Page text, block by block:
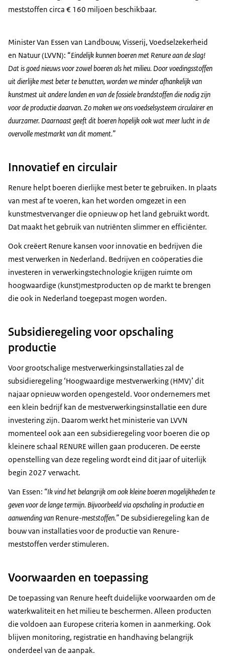
meststoffen circa € 160 miljoen beschikbaar.
Minister Van Essen van Landbouw, Visserij, Voedselzekerheid
en Natuur (LVVN): “Eindelijk kunnen boeren met Renure aan de slag!
Dat is goed nieuws voor zowel boeren als het milieu. Door voedingsstoffen
uit dierlijke mest beter te benutten, worden we minder afhankelijk van
kunstmest uit andere landen en van de fossiele brandstoffen die nodig zijn
voor de productie daarvan. Zo maken we ons voedselsysteem circulairer en
duurzamer. Daarnaast geeft dit boeren hopelijk ook wat meer lucht in de
overvolle mestmarkt van dit moment.”
Innovatief en circulair
Renure helpt boeren dierlijke mest beter te gebruiken. In plaats
van mest af te voeren, kan het worden omgezet in een
kunstmestvervanger die opnieuw op het land gebruikt wordt.
Dat maakt het gebruik van nutriënten slimmer en efficiënter.
Ook creëert Renure kansen voor innovatie en bedrijven die
mest verwerken in Nederland. Bedrijven en coöperaties die
investeren in verwerkingstechnologie krijgen ruimte om
hoogwaardige (kunst)mestproducten op de markt te brengen
die ook in Nederland toegepast mogen worden.
Subsidieregeling voor opschaling
productie
Voor grootschalige mestverwerkingsinstallaties zal de
subsidieregeling ‘Hoogwaardige mestverwerking (HMV)’ dit
najaar opnieuw worden opengesteld. Voor ondernemers met
een klein bedrijf kan de mestverwerkingsinstallatie een dure
investering zijn. Daarom werkt het ministerie van LVVN
momenteel ook aan een subsidieregeling voor boeren die op
kleinere schaal RENURE willen gaan produceren. De eerste
openstelling van deze regeling wordt eind dit jaar of uiterlijk
begin 2027 verwacht.
Van Essen: “Ik vind het belangrijk om ook kleine boeren mogelijkheden te
geven voor de lange termijn. Bijvoorbeeld via opschaling in productie en
aanwending van Renure-meststoffen.” De subsidieregeling kan de
bouw van installaties voor de productie van Renure-
meststoffen verder stimuleren.
Voorwaarden en toepassing
De toepassing van Renure heeft duidelijke voorwaarden om de
waterkwaliteit en het milieu te beschermen. Alleen producten
die voldoen aan Europese criteria komen in aanmerking. Ook
blijven monitoring, registratie en handhaving belangrijk
onderdeel van de aanpak.